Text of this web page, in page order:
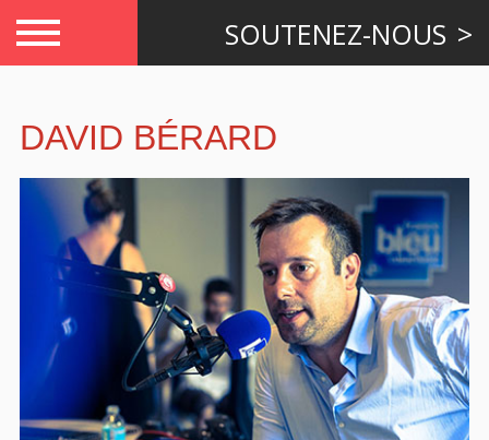
SOUTENEZ-NOUS
DAVID BÉRARD